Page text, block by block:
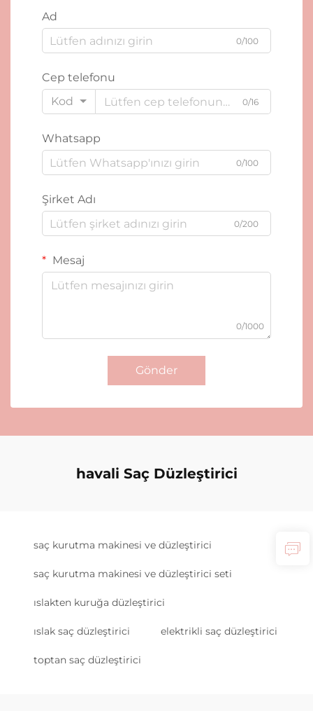
Ad
0/100
Cep telefonu
Kod
0/16
Whatsapp
0/100
Şirket Adı
0/200
Mesaj
0/1000
Gönder
havali Saç Düzleştirici
saç kurutma makinesi ve düzleştirici
saç kurutma makinesi ve düzleştirici seti
ıslakten kuruğa düzleştirici
ıslak saç düzleştirici elektrikli saç düzleştirici
toptan saç düzleştirici